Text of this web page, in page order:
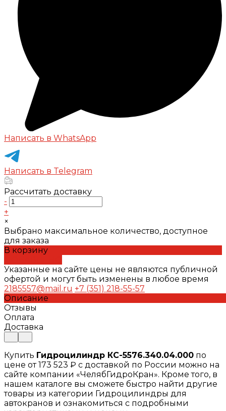
Написать в WhatsApp
Написать в Telegram
Рассчитать доставку
-
+
×
Выбрано максимальное количество, доступное
для заказа
В корзину
Указанные на сайте цены не являются публичной
офертой и могут быть изменены в любое время
2185557@mail.ru +7 (351) 218-55-57
Описание
Отзывы
Оплата
Доставка
Купить Гидроцилиндр КС-5576.340.04.000 по
цене от 173 523 ₽ с доставкой по России можно на
сайте компании «ЧелябГидроКран». Кроме того, в
нашем каталоге вы сможете быстро найти другие
товары из категории Гидроцилиндры для
автокранов и ознакомиться с подробными